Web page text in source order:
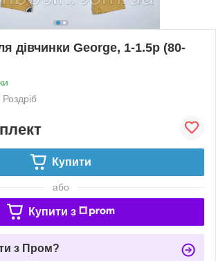
дівчинки George, 1-1.5р (80-
Роздріб
Купити
або
Купити з
з Пром?